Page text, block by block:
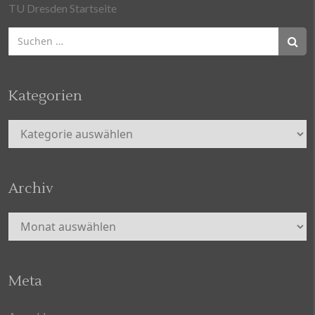
TU Dresden Startseite
nach:
Kategorien
Kategorien
Archiv
Archiv
Meta